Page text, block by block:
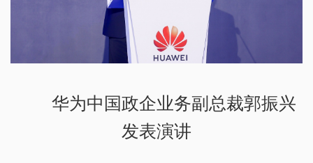
华为中国政企业务副总裁郭振兴
发表演讲